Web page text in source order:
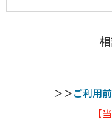
＞＞ご利用
【